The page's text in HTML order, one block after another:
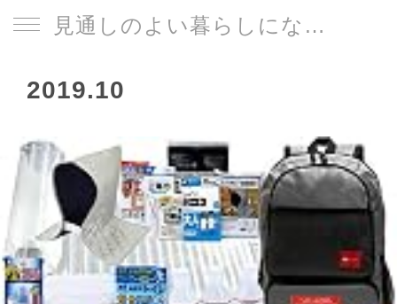
見通しのよい暮らしになる片づけサイト
2019.10